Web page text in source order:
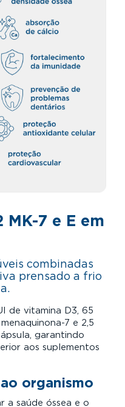
MK-7 e E em
combinadas
prensado a frio
de vitamina D3, 65
7 e 2,5
garantindo
aos suplementos
organismo
a saúde óssea e o